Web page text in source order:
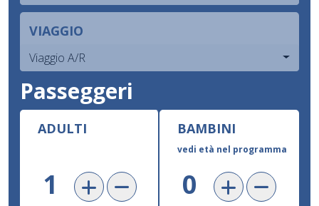
VIAGGIO
Viaggio A/R
Passeggeri
ADULTI BAMBINI
vedi età nel programma